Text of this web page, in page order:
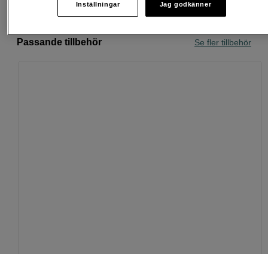
Passande tillbehör Se fler tillbehör
Inställningar Jag godkänner